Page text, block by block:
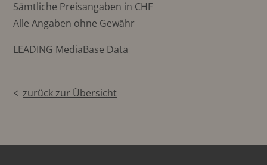
Sämtliche Preisangaben in CHF
Alle Angaben ohne Gewähr
LEADING MediaBase Data
zurück zur Übersicht